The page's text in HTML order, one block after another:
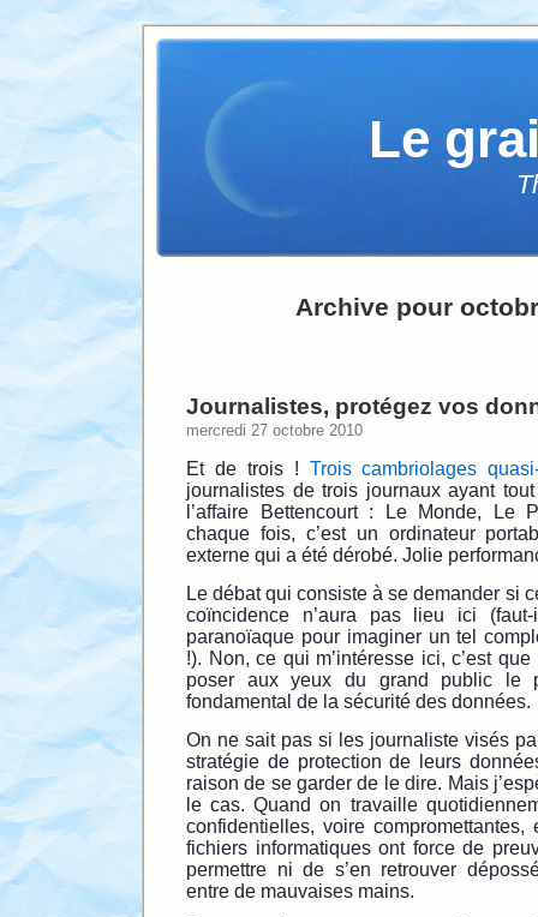
Le
Archive pour
Journalistes, protégez vos
mercredi 27 octobre 2010
Et de trois ! Trois cambriolages
journalistes de trois journaux ayant
l’affaire Bettencourt : Le Monde, Le
chaque fois, c’est un ordinateur
externe qui a été dérobé. Jolie
Le débat qui consiste à se demander si
coïncidence n’aura pas lieu ici
paranoïaque pour imaginer un tel
!). Non, ce qui m’intéresse ici, c’est
poser aux yeux du grand public le
fondamental de la sécurité des données.
On ne sait pas si les journaliste visés
stratégie de protection de leurs
raison de se garder de le dire. Mais
le cas. Quand on travaille
confidentielles, voire
fichiers informatiques ont force de
permettre ni de s’en retrouver
entre de mauvaises mains.